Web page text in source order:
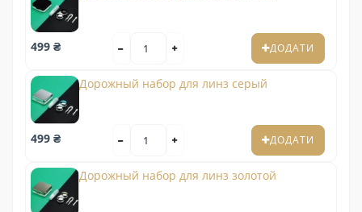
499 ₴ ДОДАТИ
Дорожный набор для линз серый
499 ₴ ДОДАТИ
Дорожный набор для линз золотой